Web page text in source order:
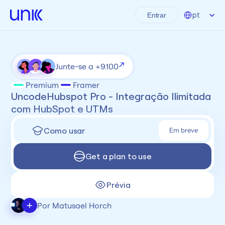
Junte-se a +9.100
Premium
Framer
UncodeHubspot Pro - Integração Ilimitada
com HubSpot e UTMs
Get a plan to use
Como usar Em breve
Prévia
+ Por Matusael Horch
Entrar pt